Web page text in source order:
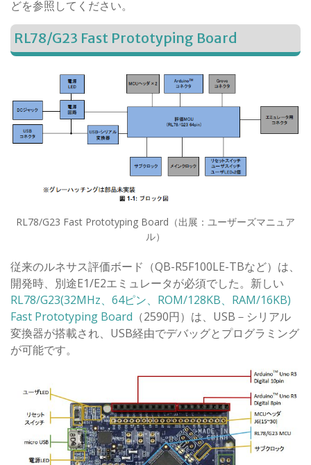
どを参照してください。
RL78/G23 Fast Prototyping Board
RL78/G23 Fast Prototyping Board（出展：ユーザーズマニュア
ル）
従来のルネサス評価ボード（QB-R5F100LE-TBなど）は、
開発時、別途E1/E2エミュレータが必須でした。新しい
RL78/G23(32MHz、64ピン、ROM/128KB、RAM/16KB)
Fast Prototyping Board （2590円）は、USB－シリアル
変換器が搭載され、USB経由でデバッグとプログラミング
が可能です。